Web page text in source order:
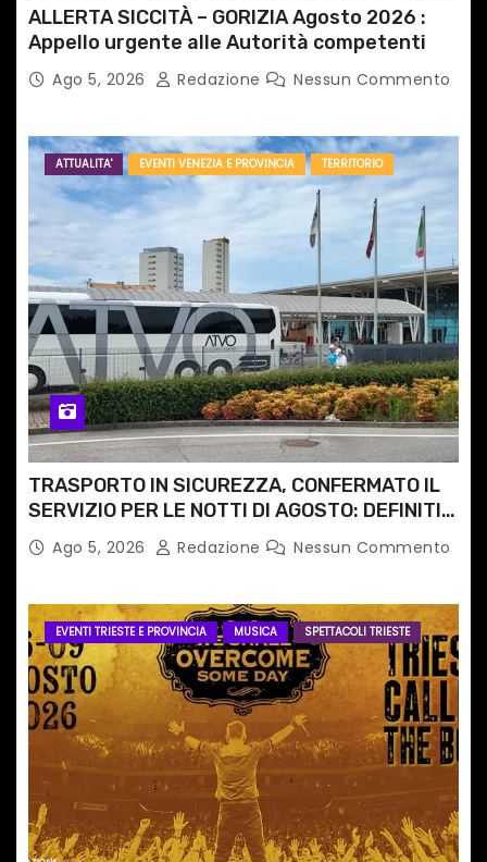
ALLERTA SICCITÀ – GORIZIA Agosto 2026 :
Appello urgente alle Autorità competenti
Ago 5, 2026 Redazione Nessun Commento
ATTUALITA' EVENTI VENEZIA E PROVINCIA TERRITORIO
TRASPORTO IN SICUREZZA, CONFERMATO IL
SERVIZIO PER LE NOTTI DI AGOSTO: DEFINITI
PERCORSI, FERMATE E ORARIO
Ago 5, 2026 Redazione Nessun Commento
EVENTI TRIESTE E PROVINCIA MUSICA SPETTACOLI TRIESTE